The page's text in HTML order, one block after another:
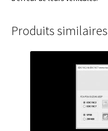
Produits similaires